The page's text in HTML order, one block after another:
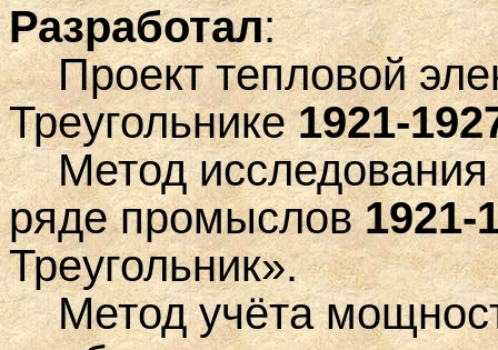
Разработал:
Проект тепловой
Треугольнике1921-
Метод
рядепромыслов 1921-
Треугольник».
Метод учёта